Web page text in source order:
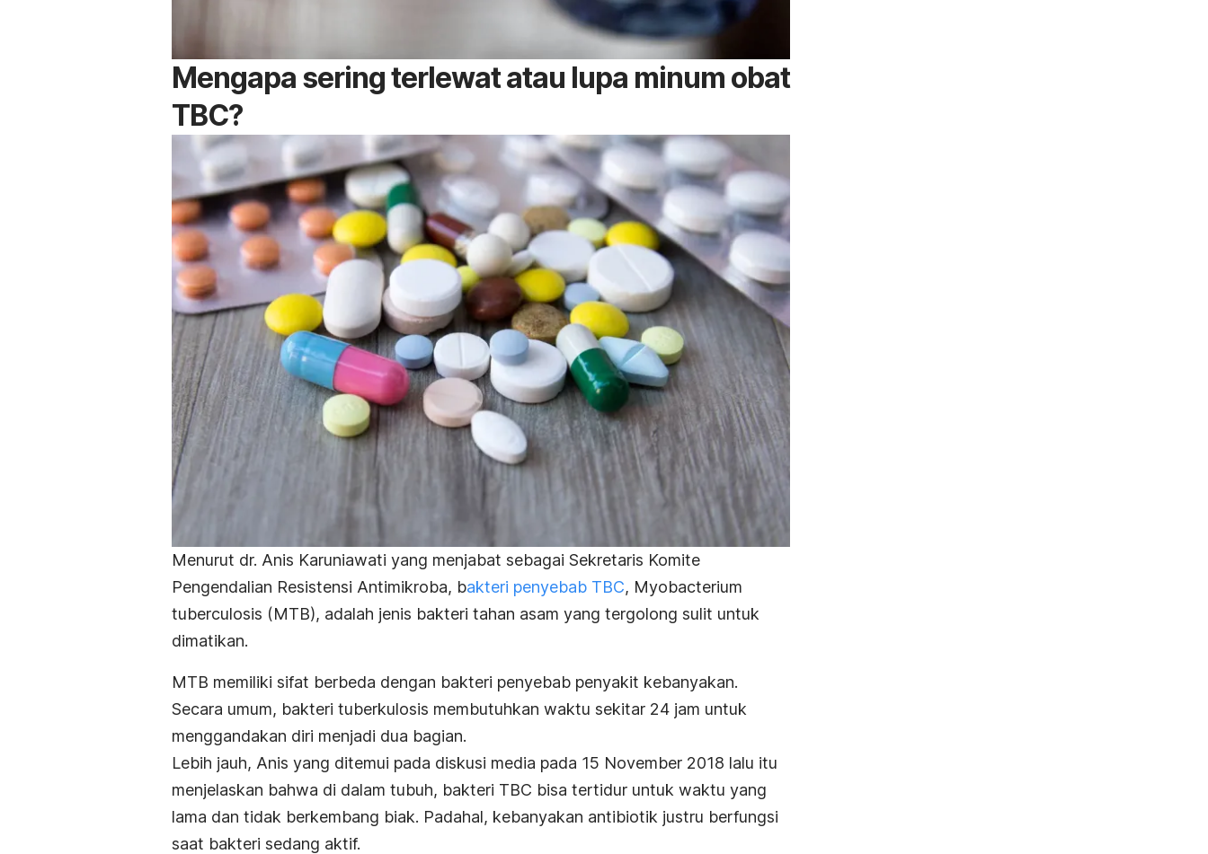
Mengapa sering terlewat atau lupa minum obat
TBC?
Menurut dr. Anis Karuniawati yang menjabat sebagai Sekretaris Komite
Pengendalian Resistensi Antimikroba, bakteri penyebab TBC, Myobacterium
tuberculosis (MTB), adalah jenis bakteri tahan asam yang tergolong sulit untuk
dimatikan.
MTB memiliki sifat berbeda dengan bakteri penyebab penyakit kebanyakan.
Secara umum, bakteri tuberkulosis membutuhkan waktu sekitar 24 jam untuk
menggandakan diri menjadi dua bagian.
Lebih jauh, Anis yang ditemui pada diskusi media pada 15 November 2018 lalu itu
menjelaskan bahwa di dalam tubuh, bakteri TBC bisa tertidur untuk waktu yang
lama dan tidak berkembang biak. Padahal, kebanyakan antibiotik justru berfungsi
saat bakteri sedang aktif.